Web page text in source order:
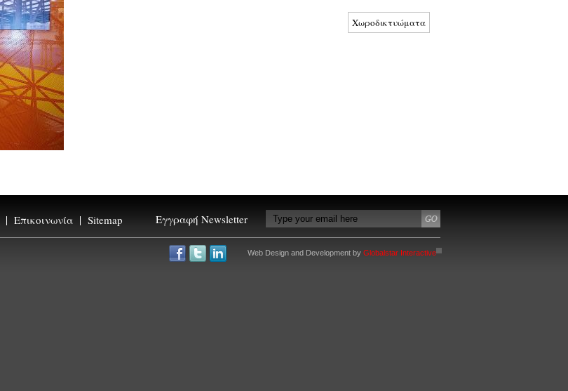
Χωροδικτυώματα
Επικοινωνία Sitemap Εγγραφή Newsletter
Web Design and Development by Globalstar Interactive